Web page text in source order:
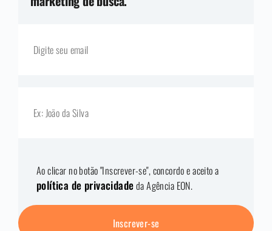
Ao clicar no botão "Inscrever-se", concordo e aceito a
política de privacidadeda Agência EON.
Inscrever-se